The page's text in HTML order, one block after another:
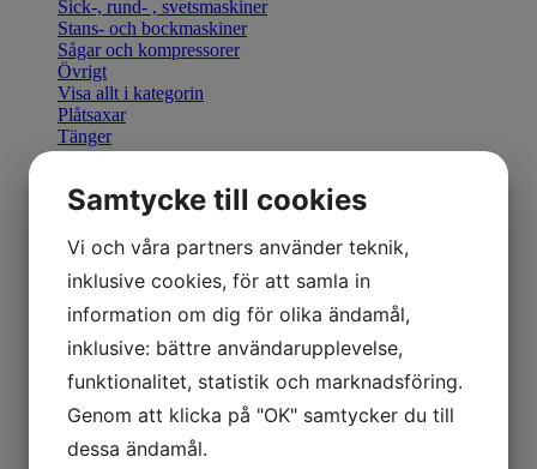
Sick-, rund- , svetsmaskiner
Stans- och bockmaskiner
Sågar och kompressorer
Övrigt
Visa allt i kategorin
Plåtsaxar
Tänger
Bocka & Forma
Elhandverktyg
Saxar & Knivar
Hammare & klubbor
Övriga produkter
Övriga verktyg
Visa allt i kategorin
Visa allt i kategorin
Manuella kantmaskiner
Motordrivna kantmaskiner
Retrofit U-Bend styrning
Visa allt i kategorin
Hydraulisk Gradsax
Samtycke till cookies
Vi och våra partners använder teknik,
inklusive cookies, för att samla in
information om dig för olika ändamål,
inklusive: bättre användarupplevelse,
funktionalitet, statistik och marknadsföring.
Genom att klicka på "OK" samtycker du till
dessa ändamål.